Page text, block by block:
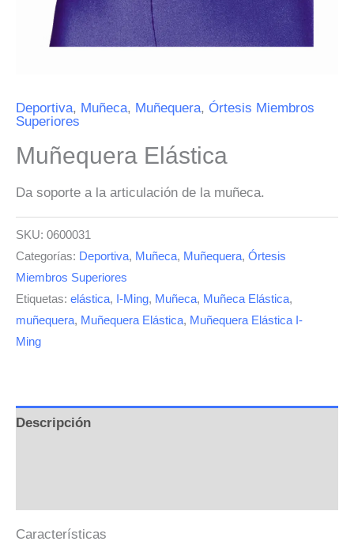
Deportiva, Muñeca, Muñequera, Órtesis Miembros
Superiores
Muñequera Elástica
Da soporte a la articulación de la muñeca.
SKU: 0600031
Categorías: Deportiva, Muñeca, Muñequera, Órtesis
Miembros Superiores
Etiquetas: elástica, I-Ming, Muñeca, Muñeca Elástica,
muñequera, Muñequera Elástica, Muñequera Elástica I-
Ming
Descripción
Características